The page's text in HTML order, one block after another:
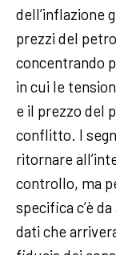
dell’inflazione
prezzi del
concentrando
in cui le
e il prezzo del
conflitto. I
ritornare
controllo, ma
specifica c’è
dati che